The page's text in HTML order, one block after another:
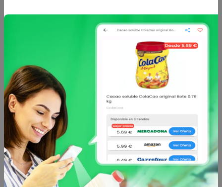
Hacendado
Caramelos fresi pink
mix hacendado paquete
0.3 kg
desde1.6 €
Hacendado
Golosinas mix
hacendado paquete 0.3
kg
desde 1.6 €